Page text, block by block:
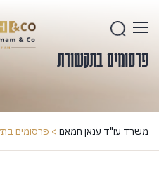
פרסומים בתקשורת
משרד עו"ד ענאן חמאם > פרסומים